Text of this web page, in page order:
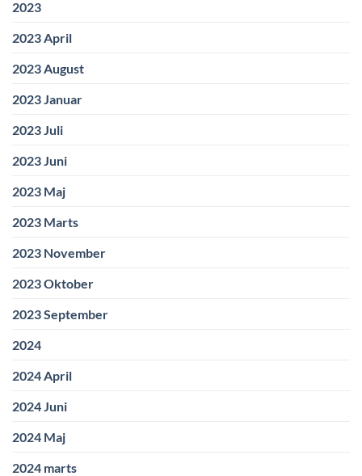
2023
2023 April
2023 August
2023 Januar
2023 Juli
2023 Juni
2023 Maj
2023 Marts
2023 November
2023 Oktober
2023 September
2024
2024 April
2024 Juni
2024 Maj
2024 marts